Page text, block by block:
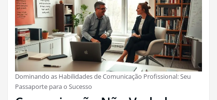
Dominando as Habilidades de Comunicação Profissional: Seu
Passaporte para o Sucesso